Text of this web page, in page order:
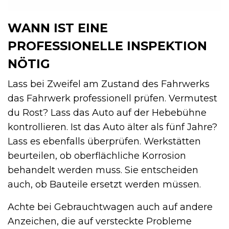
WANN IST EINE
PROFESSIONELLE INSPEKTION
NÖTIG
Lass bei Zweifel am Zustand des Fahrwerks
das Fahrwerk professionell prüfen. Vermutest
du Rost? Lass das Auto auf der Hebebühne
kontrollieren. Ist das Auto älter als fünf Jahre?
Lass es ebenfalls überprüfen. Werkstätten
beurteilen, ob oberflächliche Korrosion
behandelt werden muss. Sie entscheiden
auch, ob Bauteile ersetzt werden müssen.
Achte bei Gebrauchtwagen auch auf andere
Anzeichen, die auf versteckte Probleme